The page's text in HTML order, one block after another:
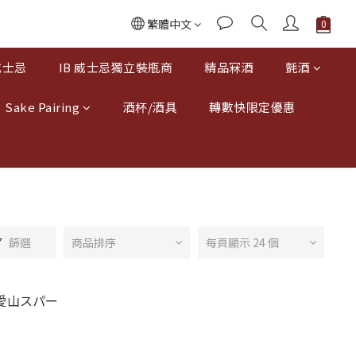
繁體中文
忌 IB 威士忌獨立裝瓶商 精品冧酒 氈酒
Sake Pairing 酒杯/酒具 轉數快限定優惠
篩選 商品排序 每頁顯示 24 個